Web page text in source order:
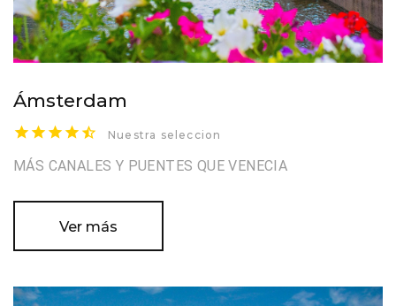
Ámsterdam
Nuestra seleccion
MÁS CANALES Y PUENTES QUE VENECIA
Ver más